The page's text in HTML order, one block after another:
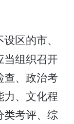
区的市、
当组织召开
查、政治考
力、文化程
类考评、综